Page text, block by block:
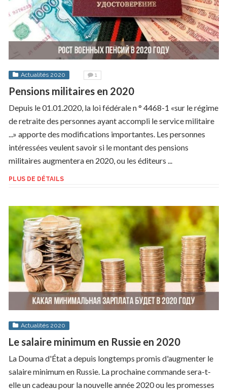
Actualités 2020 1
Pensions militaires en 2020
Depuis le 01.01.2020, la loi fédérale n ° 4468-1 «sur le régime
de retraite des personnes ayant accompli le service militaire
...» apporte des modifications importantes. Les personnes
intéressées veulent savoir si le montant des pensions
militaires augmentera en 2020, ou les éditeurs ...
PLUS DE DÉTAILS
Actualités 2020
Le salaire minimum en Russie en 2020
La Douma d'État a depuis longtemps promis d'augmenter le
salaire minimum en Russie. La prochaine commande sera-t-
elle un cadeau pour la nouvelle année 2020 ou les promesses